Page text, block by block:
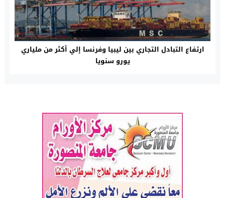
ارتفاع التبادل التجاري بين ليبيا وفرنسا إلي أكثر من ملياري
يورو سنويا